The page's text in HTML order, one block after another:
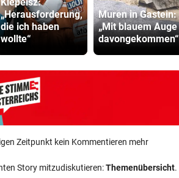
„Herausforderung,
die ich haben
wollte“
Muren in Gastein:
„Mit blauem Auge
davongekommen“
Zeitpunkt kein Kommentieren mehr
Story mitzudiskutieren:Themenübersicht.